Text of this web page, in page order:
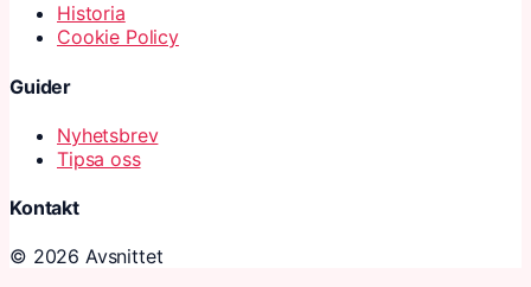
Historia
Cookie Policy
Guider
Nyhetsbrev
Tipsa oss
Kontakt
© 2026 Avsnittet